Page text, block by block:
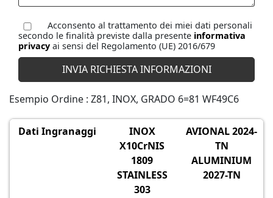
Acconsento al trattamento dei miei dati personali
secondo le finalità previste dalla presente informativa
privacy ai sensi del Regolamento (UE) 2016/679
Esempio Ordine : Z81, INOX, GRADO 6=81 WF49C6
Dati Ingranaggi
INOX
X10CrNIS
1809
STAINLESS
303
AVIONAL 2024-
TN
ALUMINIUM
2027-TN